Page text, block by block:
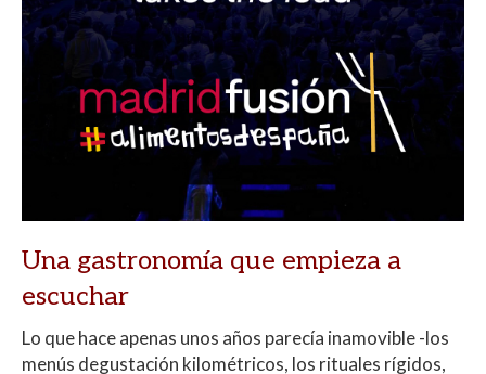
Una gastronomía que empieza a
escuchar
Lo que hace apenas unos años parecía inamovible -los
menús degustación kilométricos, los rituales rígidos,